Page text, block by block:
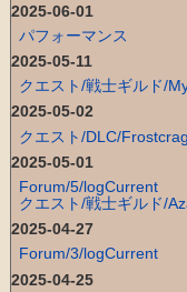
2025-06-01
パフォーマンス
2025-05-11
クエスト/戦士ギルド/
2025-05-02
クエスト/DLC/
2025-05-01
Forum/5/logCurrent
クエスト/戦士ギルド/
2025-04-27
Forum/3/logCurrent
2025-04-25